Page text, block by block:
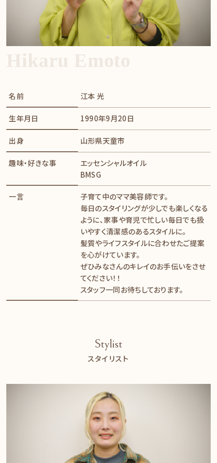
名前 江本 光
生年月日 1990年9月20日
出身 山形県天童市
趣味・好きな事
エッセンシャルオイル
​​​​​​​BMSG
一言
子育て中のママ美容師です。
毎日のスタイリングが少しでも楽しくなる
ように、家事や育児で忙しい毎日でも扱
いやすく清潔感のあるスタイルに。
髪質やライフスタイルに合わせたご提案
を心がけています。
ぜひみなさんのキレイのお手伝いをさせ
てください！！
スタッフ一同お待ちしております。
Stylist
スタイリスト